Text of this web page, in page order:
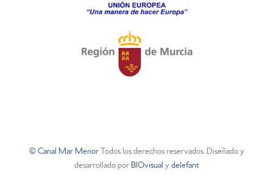
© Canal Mar MenorTodos los derechos reservados. Diseñado y
desarrollado por BIOvisual y delefant